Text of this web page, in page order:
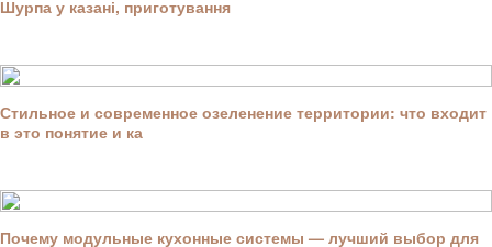
Шурпа у казані, приготування
Стильное и современное озеленение территории: что входит
в это понятие и ка
Почему модульные кухонные системы — лучший выбор для